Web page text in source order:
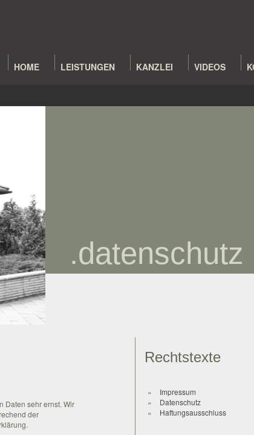
HOME LEISTUNGEN KANZLEI VIDEOS
.datenschutz
Daten sehr ernst. Wir
der
Rechtstexte
Impressum
Datenschutz
Haftungsausschluss